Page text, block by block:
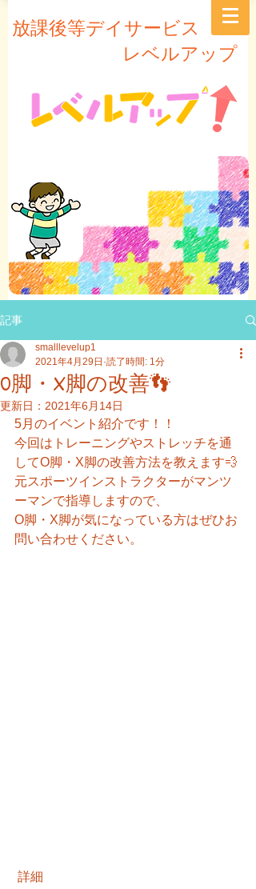
放課後等デイサービス
レベルアップ
記事
O脚・X脚の改善👣
smalllevelup1
2021年4月29日 読了時間: 1分
更新日： 2021年6月14日
5月のイベント紹介です！！
今回はトレーニングやストレッチを通
してO脚・X脚の改善方法を教えます💨
元スポーツインストラクターがマンツ
ーマンで指導しますので、
O脚・X脚が気になっている方はぜひお
問い合わせください。
詳細